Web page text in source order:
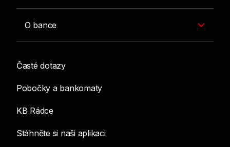
O bance
Časté dotazy
Pobočky a bankomaty
KB Rádce
Stáhněte si naši aplikaci